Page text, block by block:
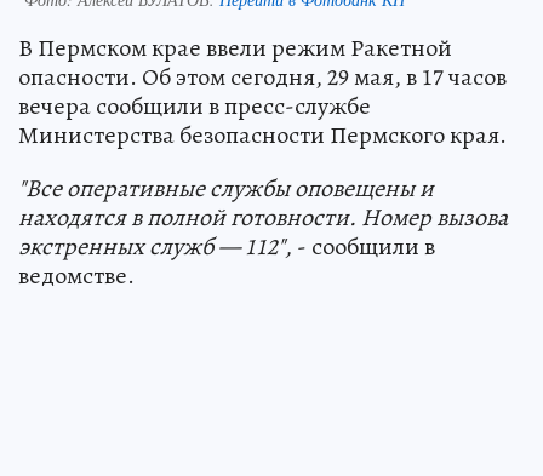
В Пермском крае ввели режим Ракетной
опасности. Об этом сегодня, 29 мая, в 17 часов
вечера сообщили в пресс-службе
Министерства безопасности Пермского края.
"Все оперативные службы оповещены и
находятся в полной готовности. Номер вызова
экстренных служб — 112", - сообщили в
ведомстве.